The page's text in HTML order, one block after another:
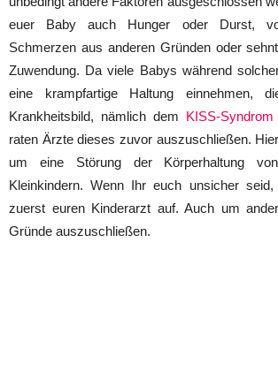
euer Baby auch Hunger oder Durst,
Schmerzen aus anderen Gründen oder
Zuwendung. Da viele Babys während
eine krampfartige Haltung einnehmen,
Krankheitsbild, nämlich dem KISS-Syndrom
raten Ärzte dieses zuvor auszuschließen.
um eine Störung der Körperhaltung
Kleinkindern. Wenn Ihr euch unsicher
zuerst euren Kinderarzt auf. Auch um
Gründe auszuschließen.